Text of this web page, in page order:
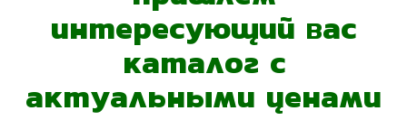
интересующий вас
каталог с
актуальными ценами